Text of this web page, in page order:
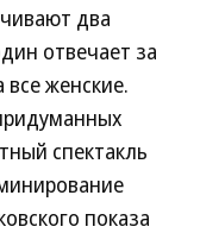
два
отвечает за
женские.
спектакль
показа